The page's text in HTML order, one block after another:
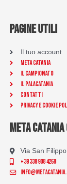
PAGINE UTILI
Il tuo account
Meta Catania
Il Campionato
Il Palacatania
Contatti
Privacy e Cookie
META
Via San
+39 338 908 4268